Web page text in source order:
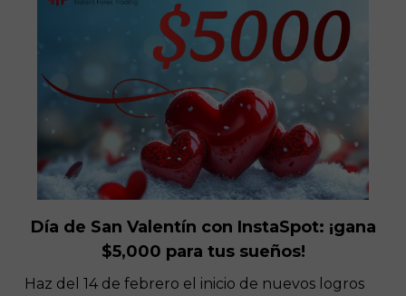
Día de San Valentín con InstaSpot: ¡gana
$5,000 para tus sueños!
Haz del 14 de febrero el inicio de nuevos logros